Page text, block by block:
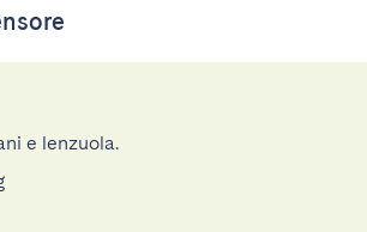
e lenzuola.